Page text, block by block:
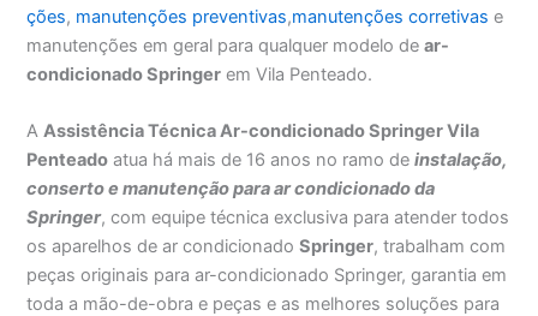
ções, manutenções preventivas,manutenções corretivas e
manutenções em geral para qualquer modelo dear-
condicionado Springer em Vila Penteado.
AAssistência Técnica Ar-condicionado Springer Vila
Penteado atua há mais de 16 anos no ramo deinstalação,
conserto e manutenção para ar condicionado da
Springer, com equipe técnica exclusiva para atender todos
os aparelhos de ar condicionadoSpringer, trabalham com
peças originais para ar-condicionado Springer, garantia em
toda a mão-de-obra e peças e as melhores soluções para